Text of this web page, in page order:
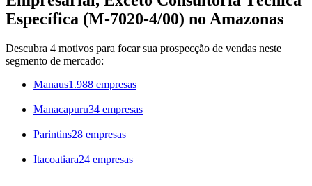
Específica (M-7020-4/00) no Amazonas
Descubra 4 motivos para focar sua prospecção de vendas neste
segmento de mercado:
Manaus1.988 empresas
Manacapuru34 empresas
Parintins28 empresas
Itacoatiara24 empresas